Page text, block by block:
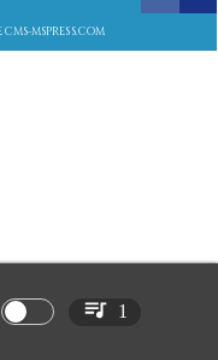
MSPRESS.COM
1